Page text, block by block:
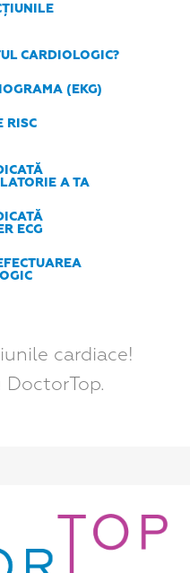
CARDIOLOGIC?
(EKG)
RISC
A TA
ECG
cardiace!